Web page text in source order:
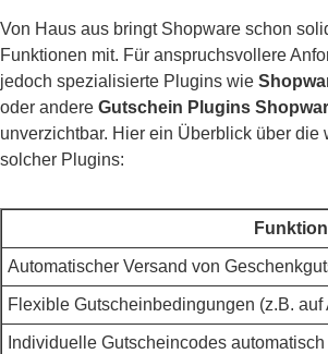
Von Haus aus bringt Shopware schon
Funktionen mit. Für anspruchsvollere
jedoch spezialisierte Plugins wie
oder andere Gutschein Plugins
unverzichtbar. Hier ein Überblick über die
solcher Plugins:
Funktion
Automatischer Versand von
Flexible Gutscheinbedingungen (z.B.
Individuelle Gutscheincodes